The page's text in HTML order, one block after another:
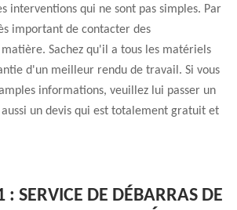
interventions qui ne sont pas simples. Par
important de contacter des
Sachez qu'il a tous les matériels
d'un meilleur rendu de travail. Si vous
informations, veuillez lui passer un
un devis qui est totalement gratuit et
: SERVICE DE DÉBARRAS DE